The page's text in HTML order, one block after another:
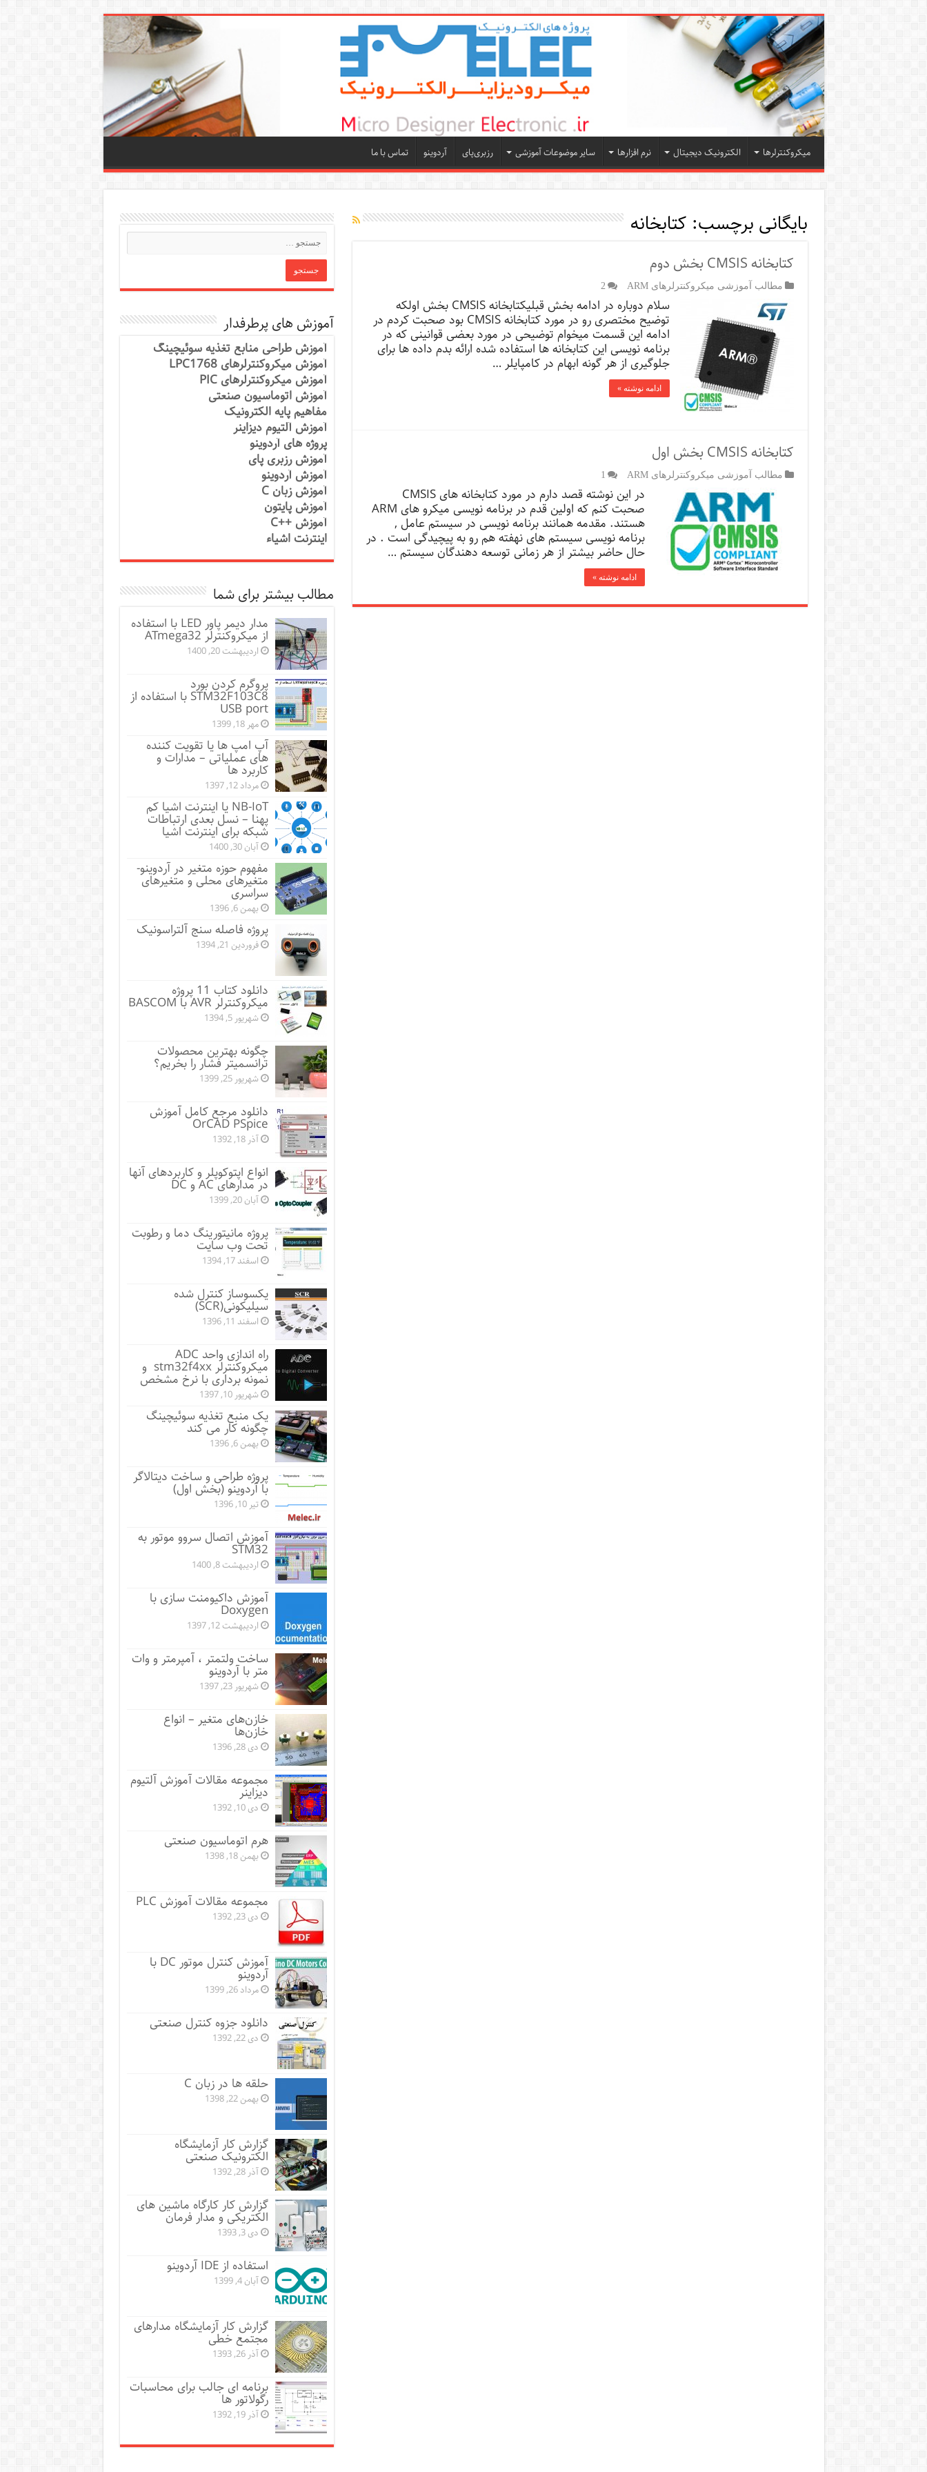
میکروکنترلرها الکترونیک دیجیتال نرم افزارها سایر موضوعات آموزشی رزبری‌پای آردوینو تماس با ما
بایگانی برچسب: کتابخانه
کتابخانه CMSIS بخش دوم
مطالب آموزشی میکروکنترلرهای ARM 2
سلام دوباره در ادامه بخش قبلیکتابخانه CMSIS بخش اولکه
توضیح مختصری رو در مورد کتابخانه CMSIS بود صحبت کردم در
ادامه این قسمت میخوام توضیحی در مورد بعضی قوانینی که در
برنامه نویسی این کتابخانه ها استفاده شده ارائه بدم داده ها برای
جلوگیری از هر گونه ابهام در کامپایلر …
ادامه نوشته »
کتابخانه CMSIS بخش اول
مطالب آموزشی میکروکنترلرهای ARM 1
در این نوشته قصد دارم در مورد کتابخانه های CMSIS
صحبت کنم که اولین قدم در برنامه نویسی میکرو های ARM
هستند. مقدمه همانند برنامه نویسی در سیستم عامل ,
برنامه نویسی سیستم های نهفته هم رو به پیچیدگی است . در
حال حاضر بیشتر از هر زمانی توسعه دهندگان سیستم …
ادامه نوشته »
آموزش های پرطرفدار
آموزش طراحی منابع تغذیه سوئیچینگ
آموزش میکروکنترلرهای LPC1768
آموزش میکروکنترلرهای PIC
آموزش اتوماسیون صنعتی
مفاهیم پایه الکترونیک
آموزش آلتیوم دیزاینر
پروژه های آردوینو
آموزش رزبری پای
آموزش آردوینو
آموزش زبان C
آموزش پایتون
آموزش ++C
اینترنت اشیاء
مطالب بیشتر برای شما
مدار دیمر پاور LED با استفاده
از میکروکنترلر ATmega32
اردیبهشت 20, 1400
پروگرم کردن بورد
STM32F103C8 با استفاده از
USB port
مهر 18, 1399
آپ امپ ها یا تقویت کننده
های عملیاتی – مدارات و
کاربرد ها
مرداد 12, 1397
NB-IoT یا اینترنت اشیا کم
پهنا – نسل بعدی ارتباطات
شبکه برای اینترنت اشیا
آبان 30, 1400
مفهوم حوزه متغیر در آردوینو-
متغیرهای محلی و متغیرهای
سراسری
بهمن 6, 1396
پروژه فاصله سنج آلتراسونیک
فروردین 21, 1394
دانلود کتاب 11 پروژه
میکروکنترلر AVR با BASCOM
شهریور 5, 1394
چگونه بهترین محصولات
ترانسمیتر فشار را بخریم؟
شهریور 25, 1399
دانلود مرجع کامل آموزش
OrCAD PSpice
آذر 18, 1392
انواع اپتوکوپلر و کاربردهای آنها
در مدارهای AC و DC
آبان 20, 1399
پروژه مانيتورينگ دما و رطوبت
تحت وب سایت
اسفند 17, 1394
یکسوساز کنترل شده
سیلیکونی(SCR)
اسفند 11, 1396
راه اندازی واحد ADC
میکروکنترلر stm32f4xx و
نمونه برداری با نرخ مشخص
شهریور 10, 1397
یک منبع تغذیه سوئیچینگ
چگونه کار می کند
بهمن 6, 1396
پروژه طراحی و ساخت دیتالاگر
با آردوینو (بخش اول)
تیر 10, 1396
آموزش اتصال سروو موتور به
STM32
اردیبهشت 8, 1400
آموزش داکیومنت سازی با
Doxygen
اردیبهشت 12, 1397
ساخت ولتمتر ، آمپرمتر و وات
متر با آردوینو
شهریور 23, 1397
خازن‌های متغیر – انواع
خازن‌ها
دی 28, 1396
مجموعه مقالات آموزش آلتیوم
دیزاینر
دی 10, 1392
هرم اتوماسیون صنعتی
بهمن 18, 1398
مجموعه مقالات آموزش PLC
دی 23, 1392
آموزش کنترل موتور DC با
آردوینو
مرداد 26, 1399
دانلود جزوه کنترل صنعتی
دی 22, 1392
حلقه ها در زبان C
بهمن 22, 1398
گزارش کار آزمایشگاه
الکترونیک صنعتی
آذر 28, 1392
گزارش کار کارگاه ماشین های
الکتریکی و مدار فرمان
دی 3, 1393
استفاده از IDE آردوینو
آبان 4, 1399
گزارش کار آزمایشگاه مدارهای
مجتمع خطی
آذر 26, 1393
برنامه ای جالب برای محاسبات
رگولاتور ها
آذر 19, 1392